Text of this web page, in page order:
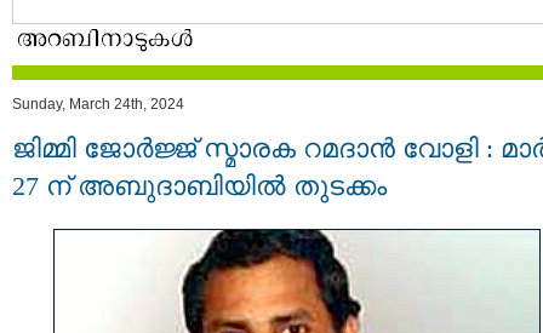
Sunday, March 24th, 2024
ജിമ്മി ജോർജ്ജ് സ്മാരക റമദാൻ വോളി :
27 ന് അബുദാബിയിൽ തുടക്കം